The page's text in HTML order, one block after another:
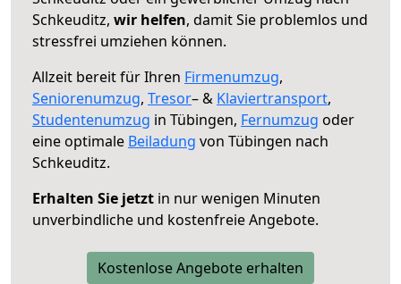
Schkeuditz, wir helfen, damit Sie problemlos und
stressfrei umziehen können.
Allzeit bereit für Ihren Firmenumzug,
Seniorenumzug, Tresor– & Klaviertransport,
Studentenumzug in Tübingen, Fernumzug oder
eine optimale Beiladung von Tübingen nach
Schkeuditz.
Erhalten Sie jetzt in nur wenigen Minuten
unverbindliche und kostenfreie Angebote.
Kostenlose Angebote erhalten